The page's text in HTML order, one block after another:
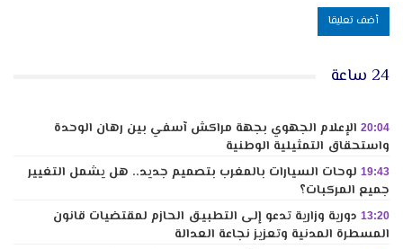
24 ساعة
20:04 الإعلام الجهوي بجهة مراكش آسفي بين رهان الوحدة
واستحقاق التمثيلية الوطنية
19:43 لوحات السيارات بالمغرب بتصميم جديد.. هل يشمل التغيير
جميع المركبات؟
13:20 دورية وزارية تدعو إلى التطبيق الحازم لمقتضيات قانون
المسطرة المدنية وتعزيز نجاعة العدالة